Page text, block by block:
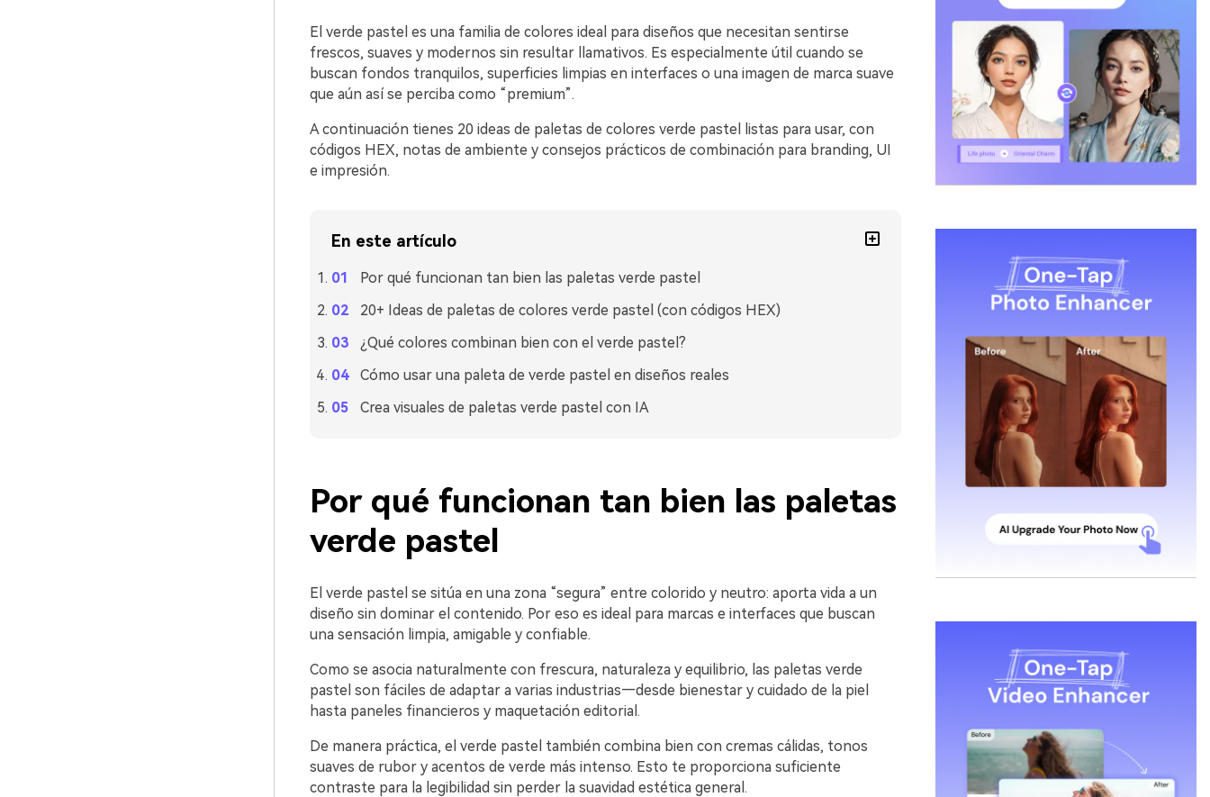
El verde pastel es una familia de colores ideal para diseños que necesitan sentirse
frescos, suaves y modernos sin resultar llamativos. Es especialmente útil cuando se
buscan fondos tranquilos, superficies limpias en interfaces o una imagen de marca suave
que aún así se perciba como “premium”.
A continuación tienes 20 ideas de paletas de colores verde pastel listas para usar, con
códigos HEX, notas de ambiente y consejos prácticos de combinación para branding, UI
e impresión.
En este artículo
Por qué funcionan tan bien las paletas verde pastel
20+ Ideas de paletas de colores verde pastel (con códigos HEX)
¿Qué colores combinan bien con el verde pastel?
Cómo usar una paleta de verde pastel en diseños reales
Crea visuales de paletas verde pastel con IA
Por qué funcionan tan bien las paletas
verde pastel
El verde pastel se sitúa en una zona “segura” entre colorido y neutro: aporta vida a un
diseño sin dominar el contenido. Por eso es ideal para marcas e interfaces que buscan
una sensación limpia, amigable y confiable.
Como se asocia naturalmente con frescura, naturaleza y equilibrio, las paletas verde
pastel son fáciles de adaptar a varias industrias—desde bienestar y cuidado de la piel
hasta paneles financieros y maquetación editorial.
De manera práctica, el verde pastel también combina bien con cremas cálidas, tonos
suaves de rubor y acentos de verde más intenso. Esto te proporciona suficiente
contraste para la legibilidad sin perder la suavidad estética general.